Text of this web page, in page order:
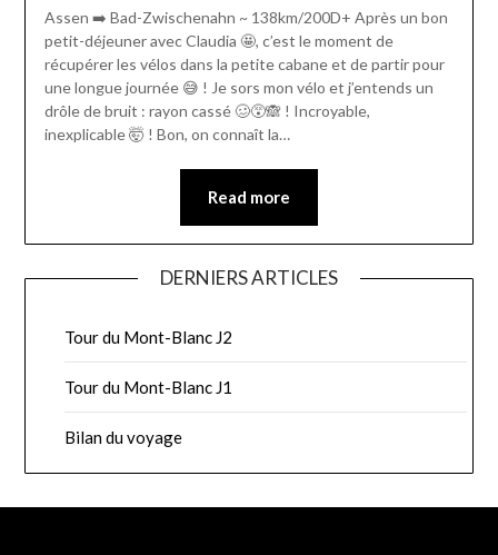
Assen ➡️ Bad-Zwischenahn ~ 138km/200D+ Après un bon
petit-déjeuner avec Claudia 🤩, c’est le moment de
récupérer les vélos dans la petite cabane et de partir pour
une longue journée 😅 ! Je sors mon vélo et j’entends un
drôle de bruit : rayon cassé 🥴😵🙈 ! Incroyable,
inexplicable 🤯 ! Bon, on connaît la…
Read more
DERNIERS ARTICLES
Tour du Mont-Blanc J2
Tour du Mont-Blanc J1
Bilan du voyage